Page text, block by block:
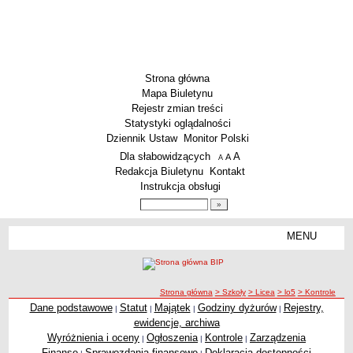
Strona główna
Mapa Biuletynu
Rejestr zmian treści
Statystyki oglądalności
Dziennik Ustaw
Monitor Polski
Menu dodatkowe
Dla słabowidzących A pomniejsz czcionkę
A standardowy rozmiar czcionki
A
Redakcja Biuletynu
Kontakt
Instrukcja obsługi
MENU
Zespoły Szkół
Techniczne Zakłady Naukowe
ścieżka nawigacji
Strona główna > Szkoły > Licea > lo5 > Kontrole
KontroleDane podstawowe| Statut| Majątek | Godziny dyżurów| Rejestry,
ewidencje, archiwa
Wyróżnienia i oceny | Ogłoszenia | Kontrole | Zarządzenia